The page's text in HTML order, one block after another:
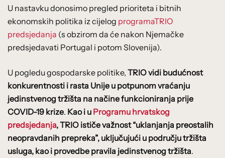
U nastavku donosimo pregled prioriteta i bitnih
ekonomskih politika iz cijelog programaTRIO
predsjedanja (s obzirom da će nakon Njemačke
predsjedavati Portugal i potom Slovenija).
U pogledu gospodarske politike, TRIO vidi budućnost
konkurentnosti i rasta Unije u potpunom vraćanju
jedinstvenog tržišta na načine funkcioniranja prije
COVID-19 krize. Kao i u Programu hrvatskog
predsjedanja, TRIO ističe važnost “uklanjanja preostalih
neopravdanih prepreka”, uključujući u području tržišta
usluga, kao i provedbe pravila jedinstvenog tržišta.